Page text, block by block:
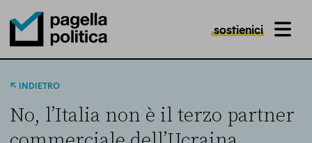
Pagella Politica Logo
sostienici MENU
INDIETRO
No, l’Italia non è il terzo partner